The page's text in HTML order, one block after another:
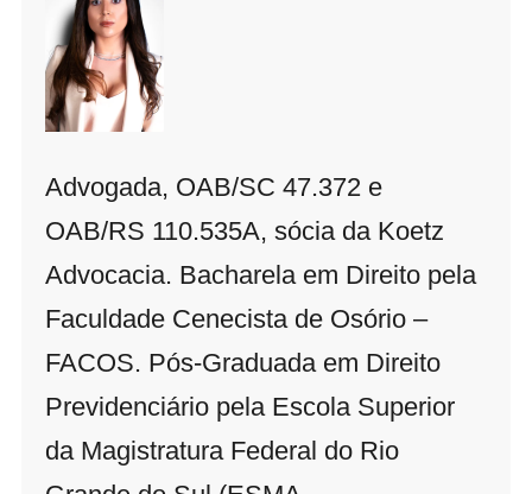
Advogada, OAB/SC 47.372 e
OAB/RS 110.535A, sócia da Koetz
Advocacia. Bacharela em Direito pela
Faculdade Cenecista de Osório –
FACOS. Pós-Graduada em Direito
Previdenciário pela Escola Superior
da Magistratura Federal do Rio